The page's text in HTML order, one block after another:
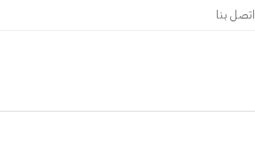
اتصل بنا